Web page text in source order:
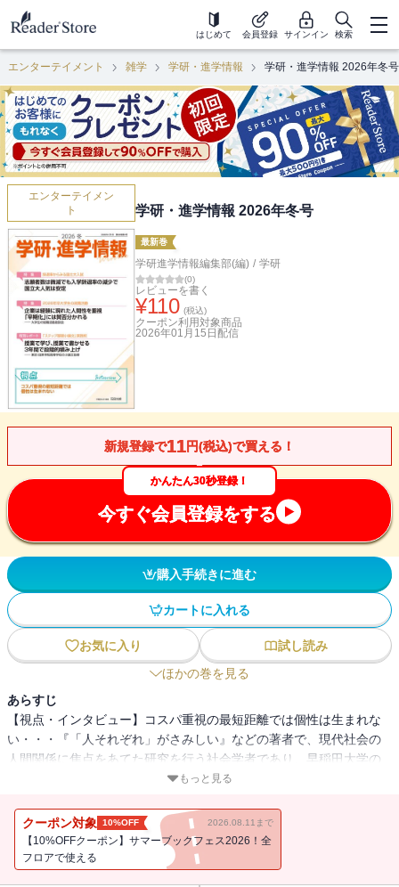
はじめて 会員登録 サインイン 検索
エンターテイメント 雑学 学研・進学情報 学研・進学情報 2026年冬号
エンターテイメン
ト
学研・進学情報 2026年冬号
最新巻
学研進学情報編集部(編) / 学研
(0)
レビューを書く
¥110 (税込)
クーポン利用対象商品
2026年01月15日 配信
新規登録で11円(税込)で買える！
かんたん30秒登録！
今すぐ会員登録をする
購入手続きに進む
カートに入れる
お気に入り
試し読み
ほかの巻を見る
あらすじ
【視点・インタビュー】コスパ重視の最短距離では個性は生まれな
い・・・『「人それぞれ」がさみしい』などの著者で、現代社会の
人間関係に焦点をあてた研究を行う社会学者であり、早稲田大学の
教授でもある石田光規氏に、コスパ重視や個人を重視する最近の若
もう少し長い視点で見て判断することがあってよいのではないかと
語る。【特集】志願者数は微減でも入学辞退率の減少で国立大人気
は安定・・・過去2年間の国立大の入試結果から、志願者増減、追加
もっと見る
クーポン対象 10%OFF 2026.08.11まで
【10%OFFクーポン】サマーブックフェス2026！全
フロアで使える